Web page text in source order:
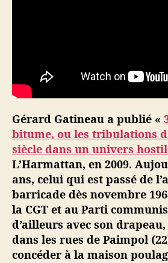
Gérard Gatineau a publié «
bitume, ou les tribulations
siècle dans un univers
L’Harmattan, en 2009.
ans, celui qui est passé de
barricade dès novembre
la CGT et au Parti
d’ailleurs avec son
dans les rues de Paimpol
concéder à la maison